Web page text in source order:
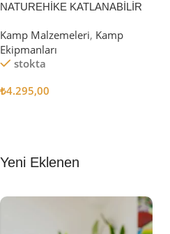
NATUREHİKE KATLANABİLİR
Kamp Malzemeleri, Kamp
Ekipmanları
stokta
₺4.295,00
Yeni Eklenen